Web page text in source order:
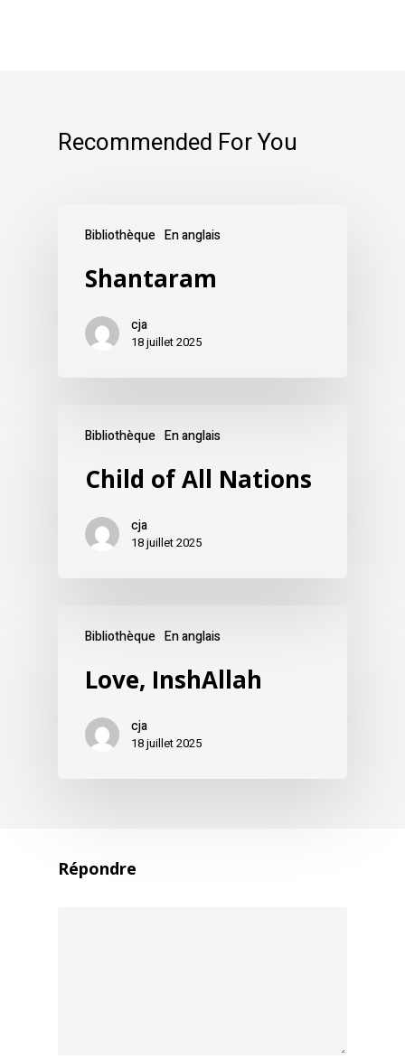
Recommended For You
Bibliothèque En anglais
Shantaram
cja
18 juillet 2025
Bibliothèque En anglais
Child of All Nations
cja
18 juillet 2025
Bibliothèque En anglais
Love, InshAllah
cja
18 juillet 2025
Répondre